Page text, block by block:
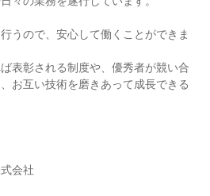
うので、安心して働くことができま
表彰される制度や、優秀者が競い合
お互い技術を磨きあって成長できる
会社